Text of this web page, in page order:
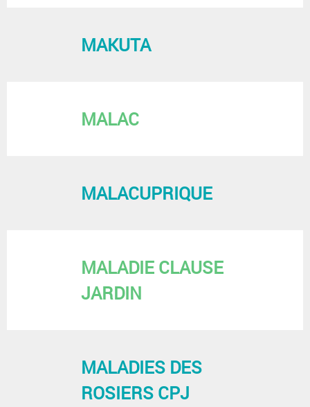
MAKUTA
MALAC
MALACUPRIQUE
MALADIE CLAUSE
JARDIN
MALADIES DES
ROSIERS CPJ